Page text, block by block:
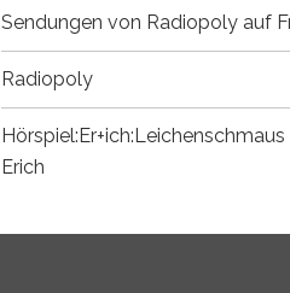
Sendungen von Radiopoly auf
Radiopoly
Erich